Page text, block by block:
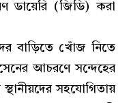
ডায়েরি (জিডি) করা
বাড়িতে খোঁজ নিতে
আচরণে সন্দেহের
সহযোগিতায়